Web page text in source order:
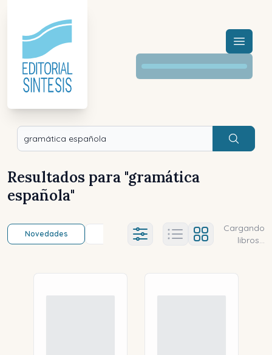
Menú
Buscar
Resultados para "gramática
española"
Novedades Título (a-z) Título (z-a)
Ajustes abierto
Cargando
libros...